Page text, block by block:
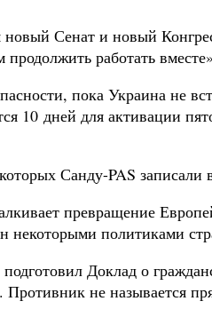
Сенат и новый
работать
пока Украина не
дней для активации
Санду-PAS
превращение
политиками
Доклад о
не называется